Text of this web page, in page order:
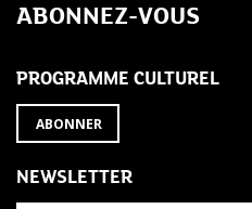
l’article
ABONNEZ-VOUS
PROGRAMME CULTUREL
ABONNER
NEWSLETTER